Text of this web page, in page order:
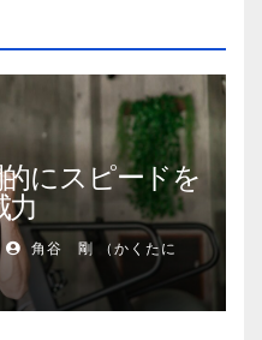
的にスピードを
力
角谷 剛 （かくたに